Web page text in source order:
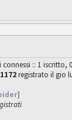
connessi :: 1 iscritto,
1172registrato il gio